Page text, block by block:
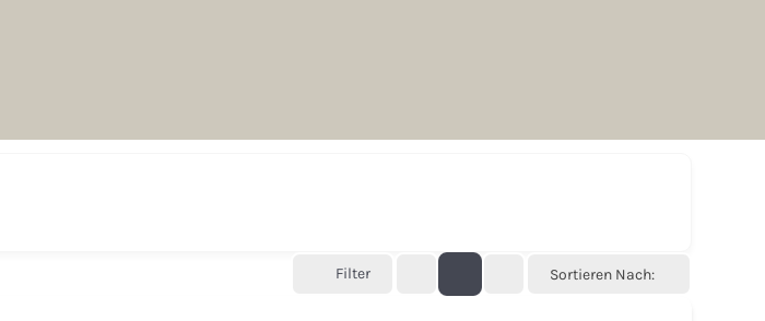
Filter Sortieren Nach: